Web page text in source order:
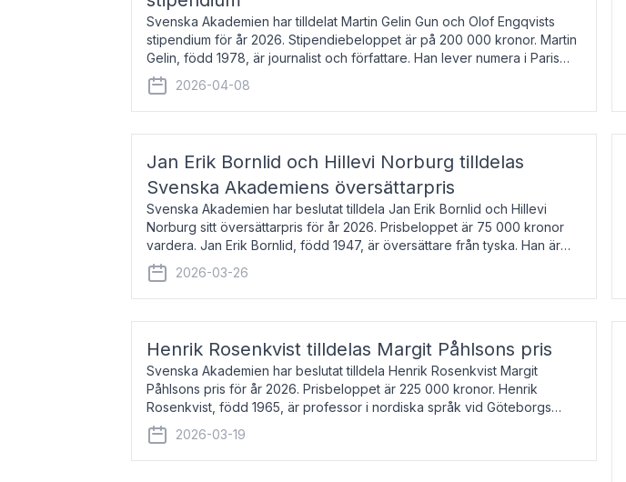
Svenska Akademien har tilldelat Martin Gelin Gun och Olof Engqvists
stipendium för år 2026. Stipendiebeloppet är på 200 000 kronor. Martin
Gelin, född 1978, är journalist och författare. Han lever numera i Paris
men var under många år bosat
2026-04-08
Jan Erik Bornlid och Hillevi Norburg tilldelas
Svenska Akademiens översättarpris
Svenska Akademien har beslutat tilldela Jan Erik Bornlid och Hillevi
Norburg sitt översättarpris för år 2026. Prisbeloppet är 75 000 kronor
vardera. Jan Erik Bornlid, född 1947, är översättare från tyska. Han är
främst känd för sina översät
2026-03-26
Henrik Rosenkvist tilldelas Margit Påhlsons pris
Svenska Akademien har beslutat tilldela Henrik Rosenkvist Margit
Påhlsons pris för år 2026. Prisbeloppet är 225 000 kronor. Henrik
Rosenkvist, född 1965, är professor i nordiska språk vid Göteborgs
universitet. Han disputerade 2004 på avhan
2026-03-19